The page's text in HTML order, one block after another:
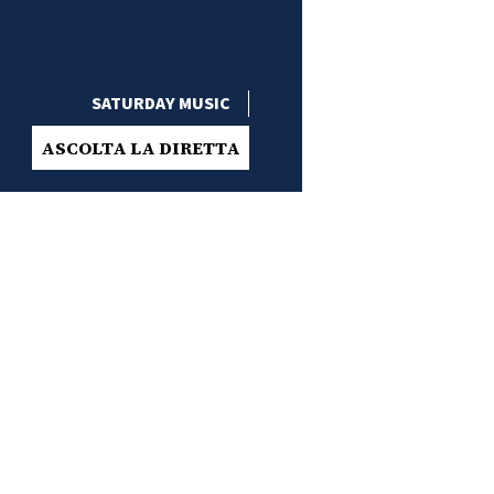
SATURDAY MUSIC
ASCOLTA LA DIRETTA